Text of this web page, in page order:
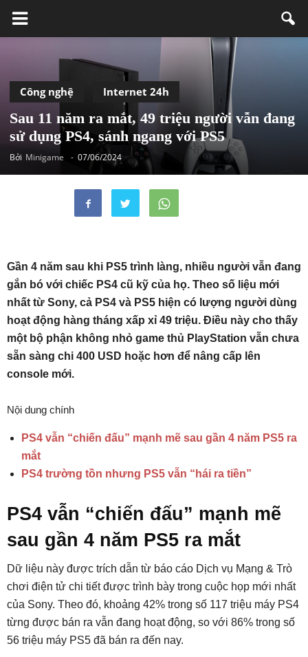
Công nghệ Internet 24h
Sau 11 năm ra mắt, 49 triệu người vẫn đang
sử dụng PS4, sánh ngang với PS5
Bởi Minigame - 07/06/2024
Gần 4 năm sau khi PS5 trình làng, nhiều người vẫn đang
gắn bó với chiếc PS4 cũ kỹ của họ. Theo số liệu mới
nhất từ Sony, cả PS4 và PS5 hiện có lượng người dùng
hoạt động hàng tháng xấp xỉ 49 triệu. Điều này cho thấy
một bộ phận không nhỏ game thủ PlayStation vẫn chưa
sẵn sàng chi 400 USD hoặc hơn để nâng cấp lên
console mới.
Nội dung chính
PS4 vẫn “chiến đấu” mạnh mẽ sau gần 4 năm PS5 ra
mắt
PS4 trường tồn nhưng PS5 vẫn “hái ra tiền”
PS4 vẫn “chiến đấu” mạnh mẽ
sau gần 4 năm PS5 ra mắt
Dữ liệu này được trích dẫn từ báo cáo Dịch vụ Mạng & Trò
chơi điện tử chi tiết được trình bày trong cuộc họp mới nhất
của Sony. Theo đó, khoảng 42% trong số 117 triệu máy PS4
từng được bán ra vẫn đang hoạt động, so với 86% trong số
56 triệu máy PS5 đã bán ra đến nay.